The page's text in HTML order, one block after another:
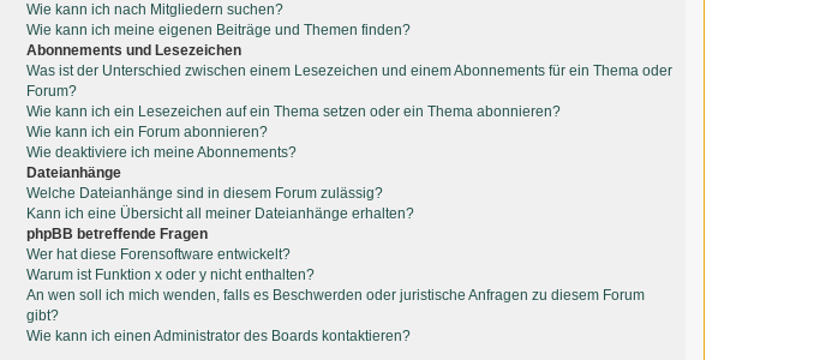
Wie kann ich nach Mitgliedern suchen?
Wie kann ich meine eigenen Beiträge und Themen finden?
Abonnements und Lesezeichen
Was ist der Unterschied zwischen einem Lesezeichen und einem Abonnements für ein Thema oder
Forum?
Wie kann ich ein Lesezeichen auf ein Thema setzen oder ein Thema abonnieren?
Wie kann ich ein Forum abonnieren?
Wie deaktiviere ich meine Abonnements?
Dateianhänge
Welche Dateianhänge sind in diesem Forum zulässig?
Kann ich eine Übersicht all meiner Dateianhänge erhalten?
phpBB betreffende Fragen
Wer hat diese Forensoftware entwickelt?
Warum ist Funktion x oder y nicht enthalten?
An wen soll ich mich wenden, falls es Beschwerden oder juristische Anfragen zu diesem Forum
gibt?
Wie kann ich einen Administrator des Boards kontaktieren?